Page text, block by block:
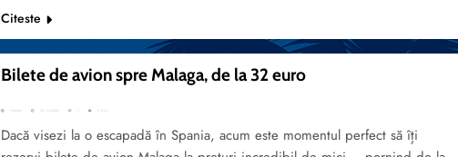
Citeste
Bilete de avion spre Malaga, de la 32 euro
TripVola
Dacă visezi la o escapadă în Spania, acum este momentul perfect să îți